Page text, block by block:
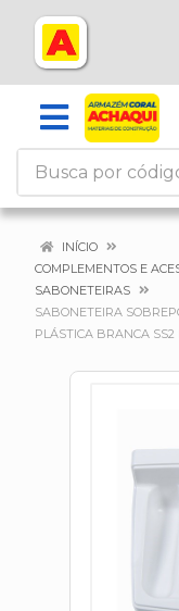
INÍCIO
COMPLEMENTOS E
SABONETEIRAS
SABONETEIRA
PLÁSTICA BRANCA SS2